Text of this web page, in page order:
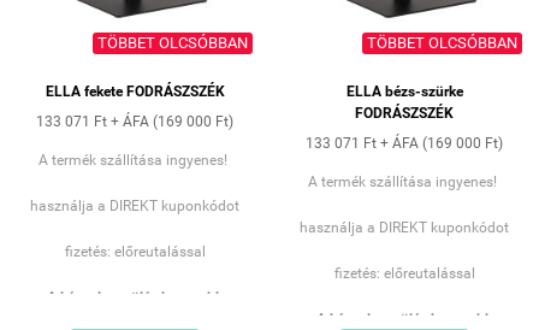
TÖBBET OLCSÓBBAN
ELLA fekete FODRÁSZSZÉK
133 071 Ft + ÁFA (169 000 Ft)
A termék szállítása ingyenes!
használja a DIREKT kuponkódot
fizetés: előreutalással
A kényelmes ülés hosszabb
TÖBBET OLCSÓBBAN
ELLA bézs-szürke
FODRÁSZSZÉK
133 071 Ft + ÁFA (169 000 Ft)
A termék szállítása ingyenes!
használja a DIREKT kuponkódot
fizetés: előreutalással
A kényelmes ülés hosszabb